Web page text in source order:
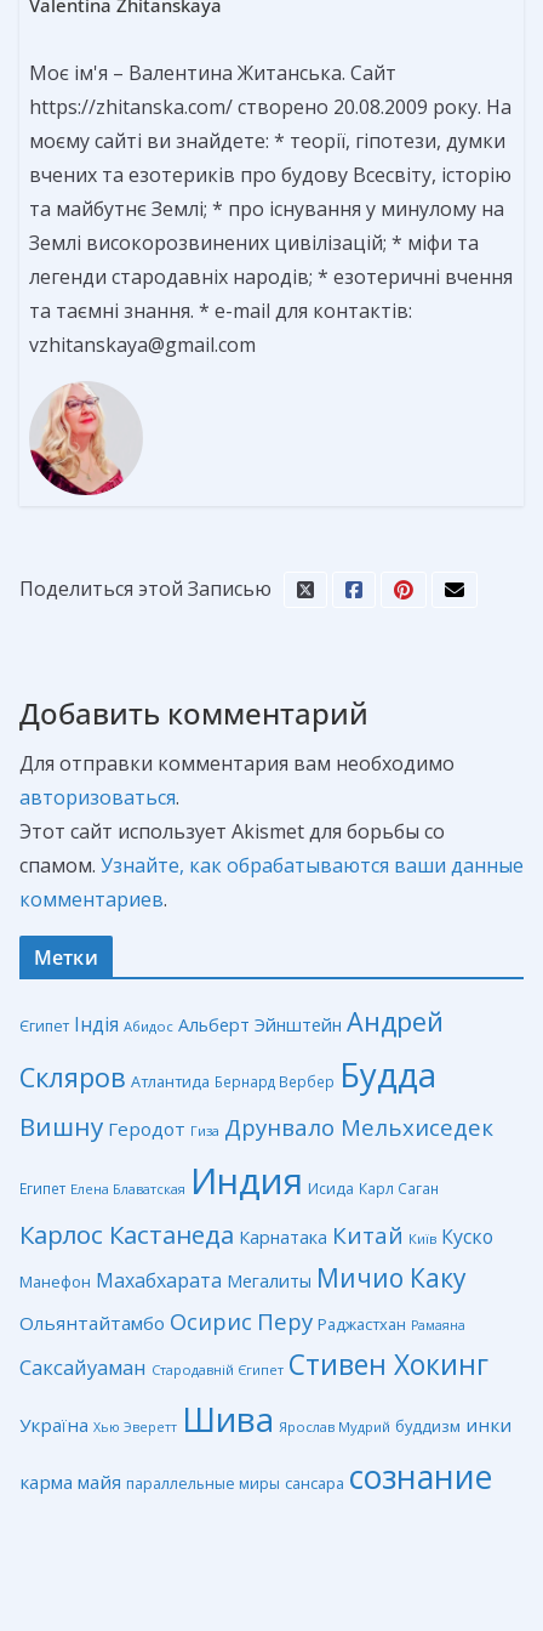
Valentina Zhitanskaya
Моє ім'я – Валентина Житанська. Сайт
https://zhitanska.com/ створено 20.08.2009 року. На
моєму сайті ви знайдете: * теорії, гіпотези, думки
вчених та езотериків про будову Всесвіту, історію
та майбутнє Землі; * про існування у минулому на
Землі високорозвинених цивілізацій; * міфи та
легенди стародавніх народів; * езотеричні вчення
та таємні знання. * e-mail для контактів:
vzhitanskaya@gmail.com
Поделиться этой Записью
Добавить комментарий
Для отправки комментария вам необходимо
авторизоваться.
Этот сайт использует Akismet для борьбы со
спамом. Узнайте, как обрабатываются ваши данные
комментариев.
Метки
Єгипет Індія Абидос Альберт Эйнштейн Андрей
Скляров Атлантида Бернард Вербер Будда
Вишну Геродот Гиза Друнвало Мельхиседек
Египет Елена Блаватская Индия Исида Карл Саган
Карлос Кастанеда Карнатака Китай Київ Куско
Манефон Махабхарата Мегалиты Мичио Каку
Ольянтайтамбо Осирис Перу Раджастхан Рамаяна
Саксайуаман Стародавній Єгипет Стивен Хокинг
Україна Хью Эверетт Шива Ярослав Мудрий буддизм инки
карма майя параллельные миры сансара сознание